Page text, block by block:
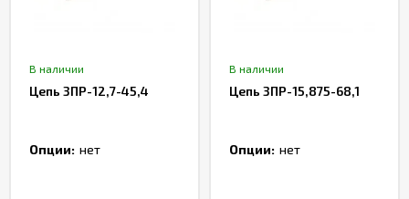
В наличии
Цепь 3ПР-12,7-45,4
Опции: нет
В наличии
Цепь 3ПР-15,875-68,1
Опции: нет